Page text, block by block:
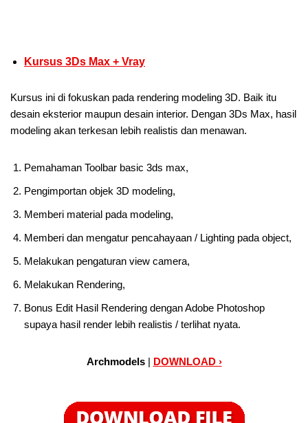
Kursus 3Ds Max + Vray
Kursus ini di fokuskan pada rendering modeling 3D. Baik itu
desain eksterior maupun desain interior. Dengan 3Ds Max, hasil
modeling akan terkesan lebih realistis dan menawan.
Pemahaman Toolbar basic 3ds max,
Pengimportan objek 3D modeling,
Memberi material pada modeling,
Memberi dan mengatur pencahayaan / Lighting pada object,
Melakukan pengaturan view camera,
Melakukan Rendering,
Bonus Edit Hasil Rendering dengan Adobe Photoshop
supaya hasil render lebih realistis / terlihat nyata.
Archmodels | DOWNLOAD ›